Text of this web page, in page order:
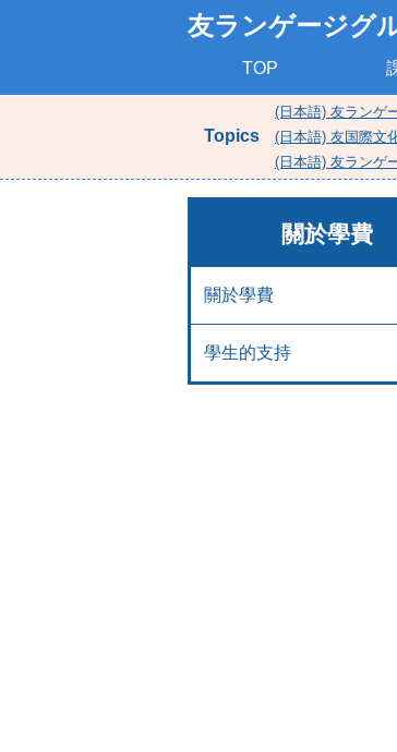
友ランゲージグ
TOP
Topics
(日本語) 友ランゲ
(日本語) 友国際文
(日本語) 友ランゲ
關於學費
關於學費
學生的支持